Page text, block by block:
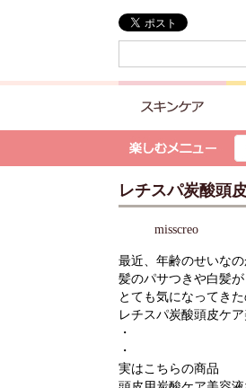
レチスパ炭酸頭
misscreo
最近、年齢のせいな
髪のパサつきや白髪が
とても気になってき
レチスパ炭酸頭皮ケ
・
・
実はこちらの商品